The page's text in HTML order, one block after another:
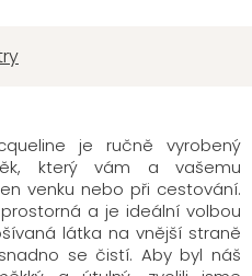
je ručně vyrobený
který vám a
vašemu
venku nebo při cestování.
prostorná a je ideální volbou
látka na vnější straně
snadno se čistí. Aby byl náš